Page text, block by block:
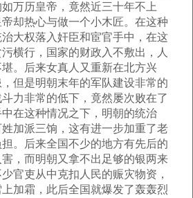
万历皇帝，竟然近三十年不上
却热心与做一个小木匠。在这种
大权落入奸臣和宦官手中，在这
横行，国家的财政入不敷出，人
。后来女真人又重新在北方兴
但是明朝末年的军队建设非常的
力非常的低下，竟然屡次败在了
在这种情况之下，明朝的统治
加派三饷，这有进一步加重了老
。后来全国不少的地方有先后的
，而明朝又拿不出足够的银两来
官吏从中克扣人民的赈灾物资，
加霜，此后全国就爆发了轰轰烈